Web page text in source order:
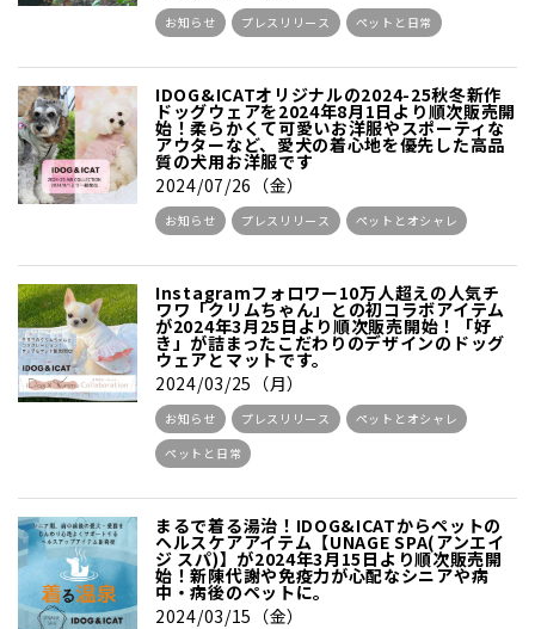
お知らせ プレスリリース ペットと日常
IDOG&ICATオリジナルの2024-25秋冬新作
ドッグウェアを2024年8月1日より順次販売開
始！柔らかくて可愛いお洋服やスポーティな
アウターなど、愛犬の着心地を優先した高品
質の犬用お洋服です
2024/07/26（金）
お知らせ プレスリリース ペットとオシャレ
Instagramフォロワー10万人超えの人気チ
ワワ「クリムちゃん」との初コラボアイテム
が2024年3月25日より順次販売開始！「好
き」が詰まったこだわりのデザインのドッグ
ウェアとマットです。
2024/03/25（月）
お知らせ プレスリリース
ペットとオシャレ
ペットと日常
まるで着る湯治！IDOG&ICATからペットの
ヘルスケアアイテム【UNAGE SPA(アンエイ
ジ スパ)】が2024年3月15日より順次販売開
始！新陳代謝や免疫力が心配なシニアや病
中・病後のペットに。
2024/03/15（金）